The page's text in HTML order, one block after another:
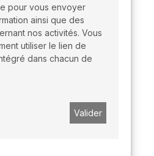
pour vous envoyer
ainsi que des
nos activités. Vous
utiliser le lien de
dans chacun de